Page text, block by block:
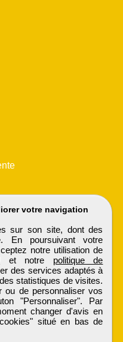
votre navigation
sur son site, dont des
En poursuivant votre
notre utilisation de
et notre politique de
des services adaptés à
statistiques de visites.
ou de personnaliser vos
"Personnaliser". Par
changer d'avis en
situé en bas de